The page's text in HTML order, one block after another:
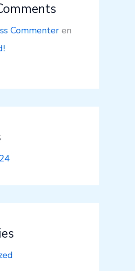
Commenter en